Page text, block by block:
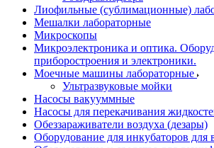
Лиофильные (сублимационные)
Мешалки лабораторные
Микроскопы
Микроэлектроника и оптика.
приборостроения и электроники.
Моечные машины лабораторные
Ультразвуковые мойки
Насосы вакууммные
Насосы для перекачивания
Обеззараживатели воздуха (дезары)
Оборудование для инкубаторов для